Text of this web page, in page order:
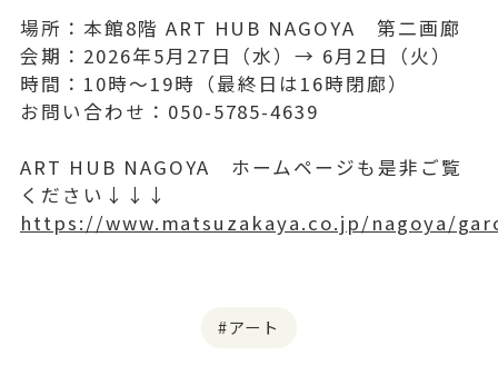
場所：本館8階 ART HUB NAGOYA 第二画廊
会期：2026年5月27日（水）→ 6月2日（火）
時間：10時～19時（最終日は16時閉廊）
お問い合わせ：050-5785-4639
ART HUB NAGOYA ホームページも是非ご覧
ください↓↓↓
https://www.matsuzakaya.co.jp/nagoya/
アート